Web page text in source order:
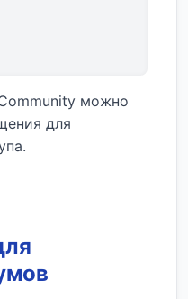
можно
для